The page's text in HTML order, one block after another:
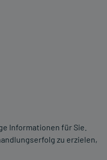
Informationen für Sie.
zu erzielen,